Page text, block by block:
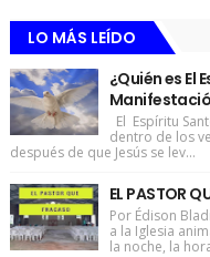
LO MÁS LEÍDO
¿Quién es El
El Espíritu
dentro de los
después de que Jesús se lev...
EL PASTOR
Por Édison
a la Iglesia
la noche, la